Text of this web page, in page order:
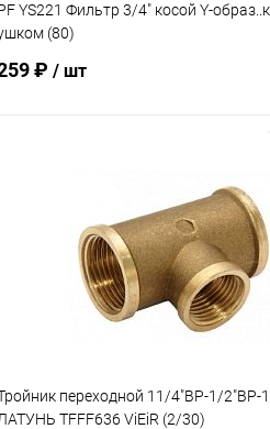
YS221 Фильтр 3/4" косой Y-
(80)
₽ / шт
Купить в 1 клик К
В избранное В
переходной 11/4"ВР-1/2"ВР-
TFFF636 ViEiR (2/30)